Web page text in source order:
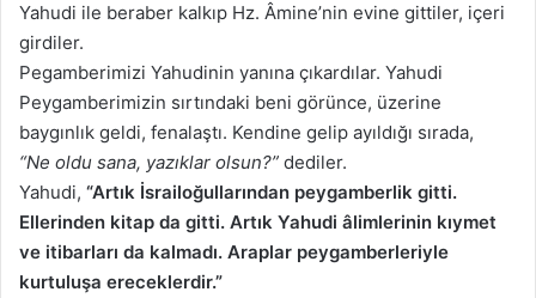
Yahudi ile beraber kalkıp Hz. Âmine’nin evine gittiler, içeri
girdiler.
Pegamberimizi Yahudinin yanına çıkardılar. Yahudi
Peygamberimizin sırtındaki beni görünce, üzerine
baygınlık geldi, fenalaştı. Kendine gelip ayıldığı sırada,
“Ne oldu sana, yazıklar olsun?” dediler.
Yahudi, “Artık İsrailoğullarından peygamberlik gitti.
Ellerinden kitap da gitti. Artık Yahudi âlimlerinin kıymet
ve itibarları da kalmadı. Araplar peygamberleriyle
kurtuluşa ereceklerdir.”